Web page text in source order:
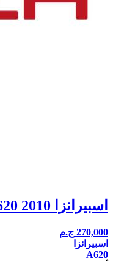
اسبيرانزا A620 2010
270,000 ج.م
اسبيرانزا
A620